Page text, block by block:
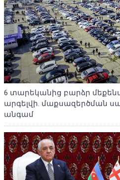
6 տարեկանից բարձր
արգելվի. մաքսազերծման
անգամ